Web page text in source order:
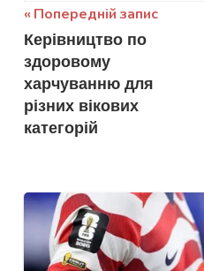
Навігація
записів
Попередній запис
Керівництво по
здоровому
харчуванню для
різних вікових
категорій